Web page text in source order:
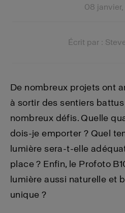
08 janvier,
Écrit par :
De nombreux projets ont
à sortir des sentiers
nombreux défis. Quelle
dois-je emporter ? Quel
lumière sera-t-elle
place ? Enfin, le Profoto
lumière aussi naturelle et
unique ?